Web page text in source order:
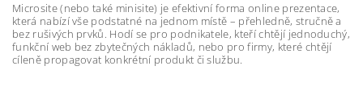
Microsite (nebo také minisite) je efektivní forma online prezentace,
která nabízí vše podstatné na jednom místě – přehledně, stručně a
bez rušivých prvků. Hodí se pro podnikatele, kteří chtějí jednoduchý,
funkční web bez zbytečných nákladů, nebo pro firmy, které chtějí
cíleně propagovat konkrétní produkt či službu.